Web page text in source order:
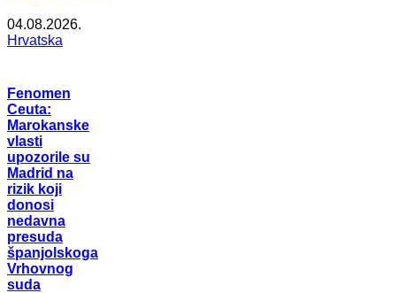
04.08.2026.
Hrvatska
Fenomen
Ceuta:
Marokanske
vlasti
upozorile su
Madrid na
rizik koji
donosi
nedavna
presuda
španjolskoga
Vrhovnog
suda